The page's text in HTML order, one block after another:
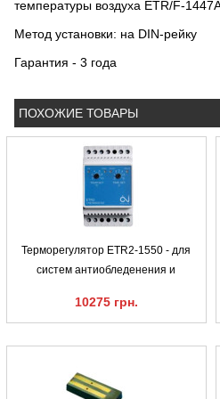
температуры воздуха ETR/F-
Метод установки: на DIN-рейку
Гарантия - 3 года
ПОХОЖИЕ ТОВАРЫ
Терморегулятор ETR2-1550 - для
систем антиобледенения и
10275 грн.